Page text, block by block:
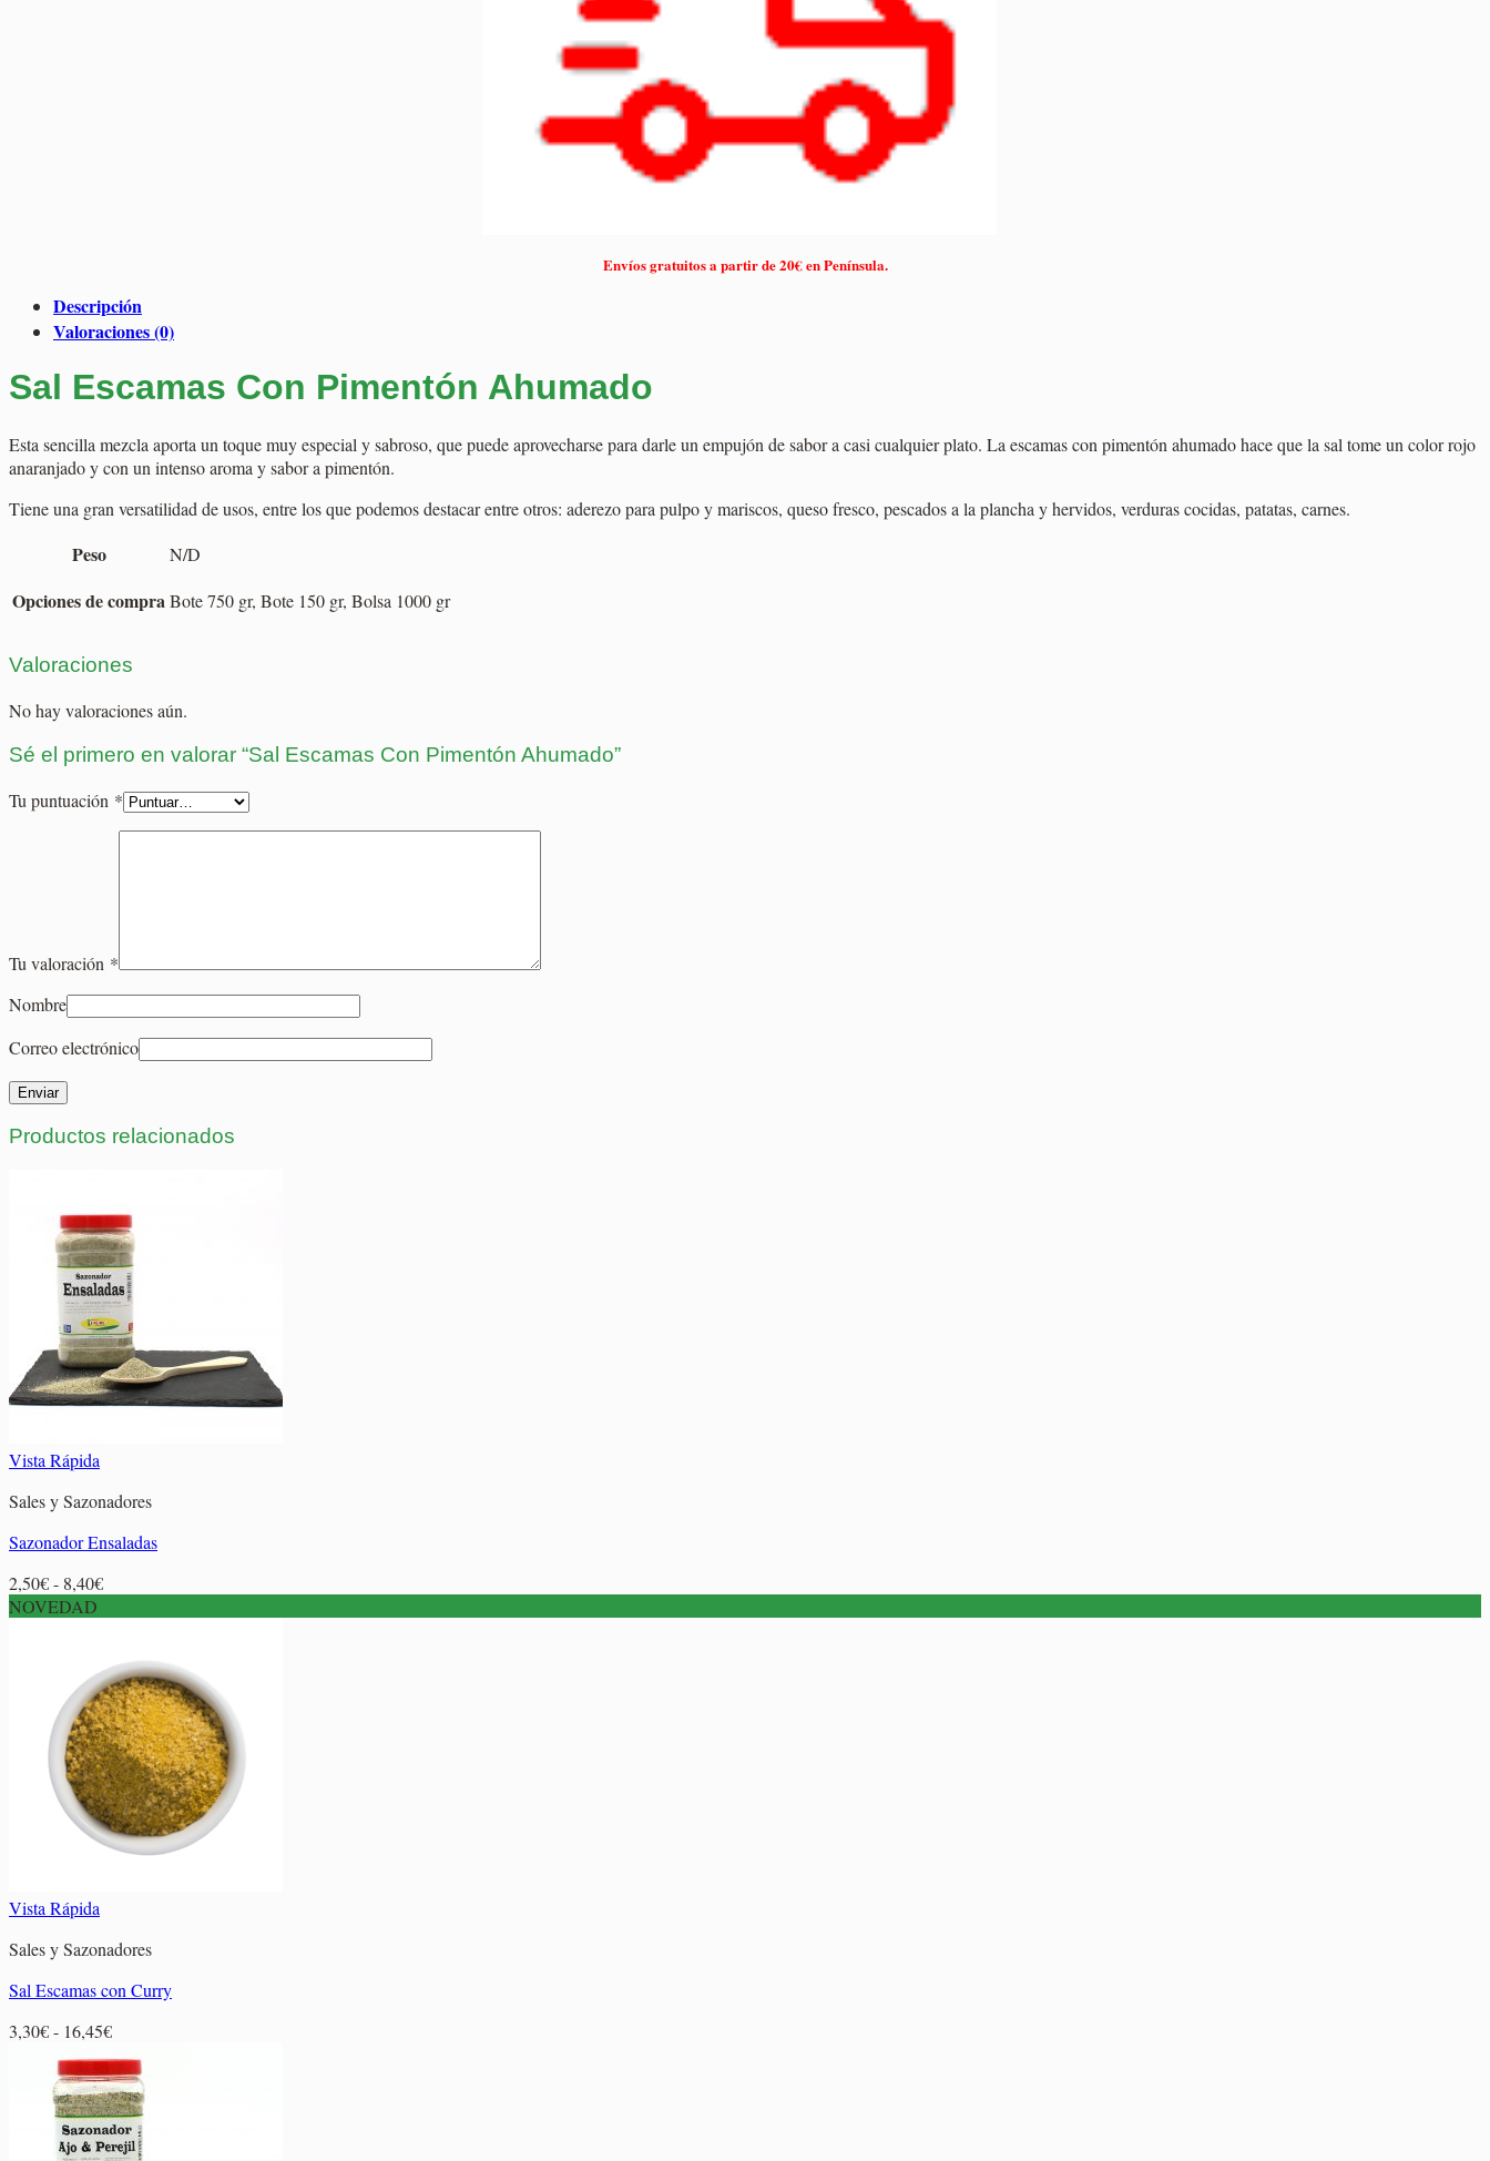
Envíos gratuitos a partir de 20€ en Península.
Descripción
Valoraciones (0)
Sal Escamas Con Pimentón Ahumado
Esta sencilla mezcla aporta un toque muy especial y sabroso, que puede aprovecharse para darle un empujón de sabor a casi cualquier plato. La escamas con pimentón ahumado hace que la sal tome un color rojo
anaranjado y con un intenso aroma y sabor a pimentón.
Tiene una gran versatilidad de usos, entre los que podemos destacar entre otros: aderezo para pulpo y mariscos, queso fresco, pescados a la plancha y hervidos, verduras cocidas, patatas, carnes.
Peso N/D
Opciones de compraBote 750 gr, Bote 150 gr, Bolsa 1000 gr
Valoraciones
No hay valoraciones aún.
Sé el primero en valorar “Sal Escamas Con Pimentón Ahumado”
Tu puntuación *
Tu valoración *
Nombre
Correo electrónico
Productos relacionados
Vista Rápida
Sales y Sazonadores
Sazonador Ensaladas
2,50€- 8,40€Rango
2,50€
hasta
8,40€
NOVEDAD
Vista Rápida
Sales y Sazonadores
Sal Escamas con Curry
3,30€- 16,45€Rango
precios:
desde
3,30€
hasta